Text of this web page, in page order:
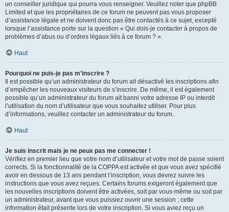
un conseiller juridique qui pourra vous renseigner. Veuillez noter que phpBB
Limited et que les propriétaires de ce forum ne peuvent pas vous proposer
d’assistance légale et ne doivent donc pas être contactés à ce sujet, excepté
lorsque l’assistance porte sur la question « Qui dois-je contacter à propos de
problèmes d’abus ou d’ordres légaux liés à ce forum ? ».
Haut
Pourquoi ne puis-je pas m’inscrire ?
Il est possible qu’un administrateur du forum ait désactivé les inscriptions afin
d’empêcher les nouveaux visiteurs de s’inscrire. De même, il est également
possible qu’un administrateur du forum ait banni votre adresse IP ou interdit
l’utilisation du nom d’utilisateur que vous souhaitez utiliser. Pour plus
d’informations, veuillez contacter un administrateur du forum.
Haut
Je suis inscrit mais je ne peux pas me connecter !
Vérifiez en premier lieu que votre nom d’utilisateur et votre mot de passe soient
corrects. Si la fonctionnalité de la COPPA est activée et que vous avez spécifié
avoir en dessous de 13 ans pendant l’inscription, vous devrez suivre les
instructions que vous avez reçues. Certains forums exigeront également que
les nouvelles inscriptions doivent être activées, soit par vous-même ou soit par
un administrateur, avant que vous puissiez ouvrir une session ; cette
information était présente lors de votre inscription. Si vous aviez reçu un